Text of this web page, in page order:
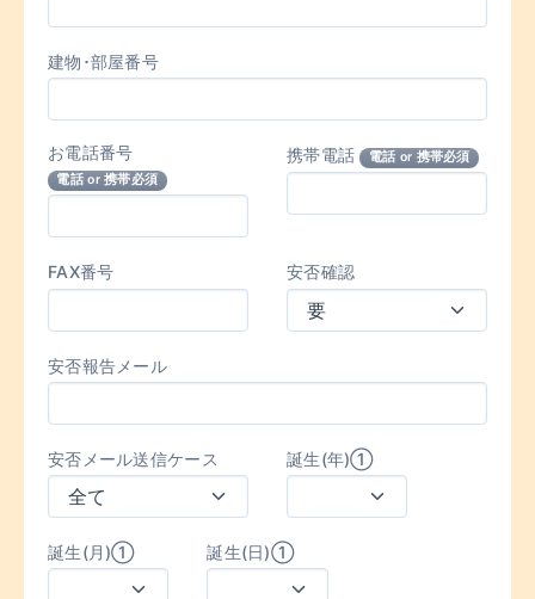
建物･部屋番号
お電話番号
電話 or 携帯必須
携帯電話 電話 or 携帯必須
FAX番号 安否確認
安否報告メール
安否メール送信ケース 誕生(年)①
誕生(月)① 誕生(日)①